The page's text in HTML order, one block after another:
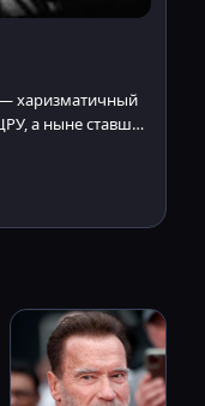
харизматичный
а ныне ставший
9